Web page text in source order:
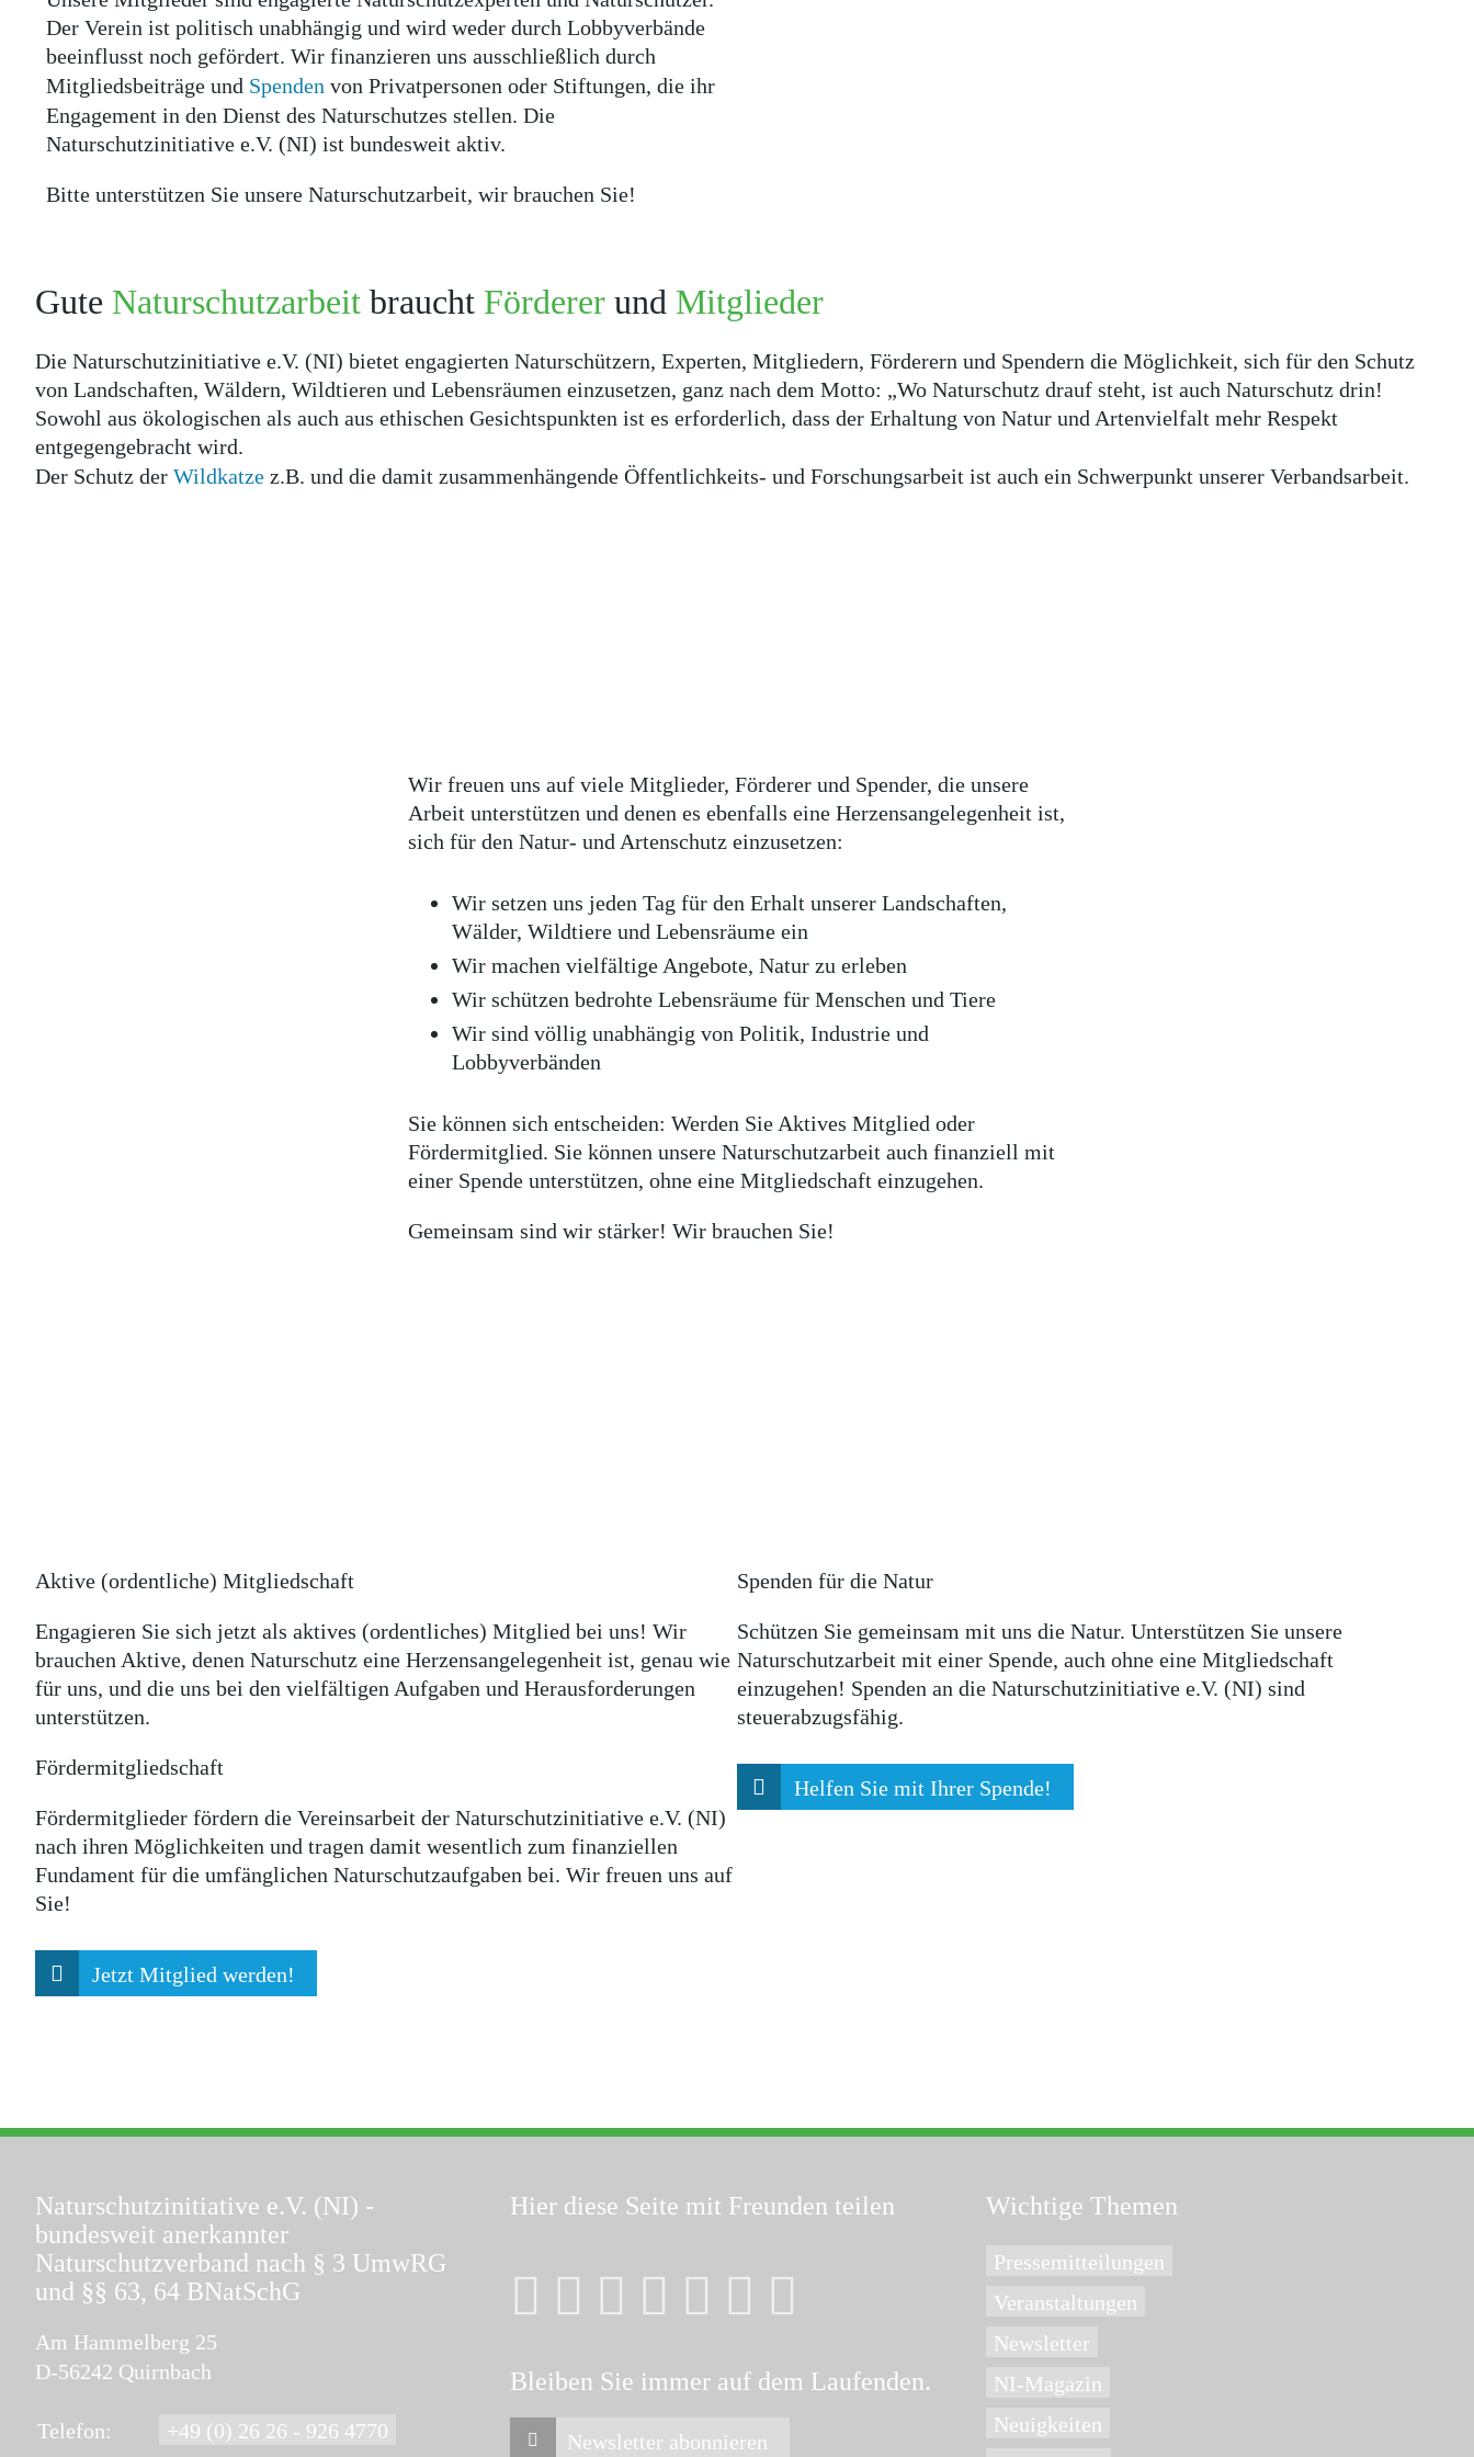
Der Verein ist politisch unabhängig und wird weder durch Lobbyverbände
beeinflusst noch gefördert. Wir finanzieren uns ausschließlich durch
Mitgliedsbeiträge und Spenden von Privatpersonen oder Stiftungen, die ihr
Engagement in den Dienst des Naturschutzes stellen. Die
Naturschutzinitiative e.V. (NI) ist bundesweit aktiv.
Bitte unterstützen Sie unsere Naturschutzarbeit, wir brauchen Sie!
Gute Naturschutzarbeit braucht Förderer und Mitglieder
Die Naturschutzinitiative e.V. (NI) bietet engagierten Naturschützern, Experten, Mitgliedern, Förderern und Spendern die Möglichkeit, sich für den Schutz
von Landschaften, Wäldern, Wildtieren und Lebensräumen einzusetzen, ganz nach dem Motto: „Wo Naturschutz drauf steht, ist auch Naturschutz drin!
Sowohl aus ökologischen als auch aus ethischen Gesichtspunkten ist es erforderlich, dass der Erhaltung von Natur und Artenvielfalt mehr Respekt
entgegengebracht wird.
Der Schutz der Wildkatze z.B. und die damit zusammenhängende Öffentlichkeits- und Forschungsarbeit ist auch ein Schwerpunkt unserer Verbandsarbeit.
Wir freuen uns auf viele Mitglieder, Förderer und Spender, die unsere
Arbeit unterstützen und denen es ebenfalls eine Herzensangelegenheit ist,
sich für den Natur- und Artenschutz einzusetzen:
Wir setzen uns jeden Tag für den Erhalt unserer Landschaften,
Wälder, Wildtiere und Lebensräume ein
Wir machen vielfältige Angebote, Natur zu erleben
Wir schützen bedrohte Lebensräume für Menschen und Tiere
Wir sind völlig unabhängig von Politik, Industrie und
Lobbyverbänden
Sie können sich entscheiden: Werden Sie Aktives Mitglied oder
Fördermitglied. Sie können unsere Naturschutzarbeit auch finanziell mit
einer Spende unterstützen, ohne eine Mitgliedschaft einzugehen.
Gemeinsam sind wir stärker! Wir brauchen Sie!
Aktive (ordentliche) Mitgliedschaft
Engagieren Sie sich jetzt als aktives (ordentliches) Mitglied bei uns! Wir
brauchen Aktive, denen Naturschutz eine Herzensangelegenheit ist, genau wie
für uns, und die uns bei den vielfältigen Aufgaben und Herausforderungen
unterstützen.
Fördermitgliedschaft
Fördermitglieder fördern die Vereinsarbeit der Naturschutzinitiative e.V. (NI)
nach ihren Möglichkeiten und tragen damit wesentlich zum finanziellen
Fundament für die umfänglichen Naturschutzaufgaben bei. Wir freuen uns auf
Sie!
Jetzt Mitglied werden!
Spenden für die Natur
Schützen Sie gemeinsam mit uns die Natur. Unterstützen Sie unsere
Naturschutzarbeit mit einer Spende, auch ohne eine Mitgliedschaft
einzugehen! Spenden an die Naturschutzinitiative e.V. (NI) sind
steuerabzugsfähig.
Helfen Sie mit Ihrer Spende!
Naturschutzinitiative e.V. (NI) -
bundesweit anerkannter
Naturschutzverband nach § 3 UmwRG
und §§ 63, 64 BNatSchG
Am Hammelberg 25
D-56242 Quirnbach
Telefon: +49 (0) 26 26 - 926 4770
Hier diese Seite mit Freunden teilen
Bleiben Sie immer auf dem Laufenden.
Newsletter abonnieren
Wichtige Themen
Pressemitteilungen
Veranstaltungen
Newsletter
NI-Magazin
Neuigkeiten